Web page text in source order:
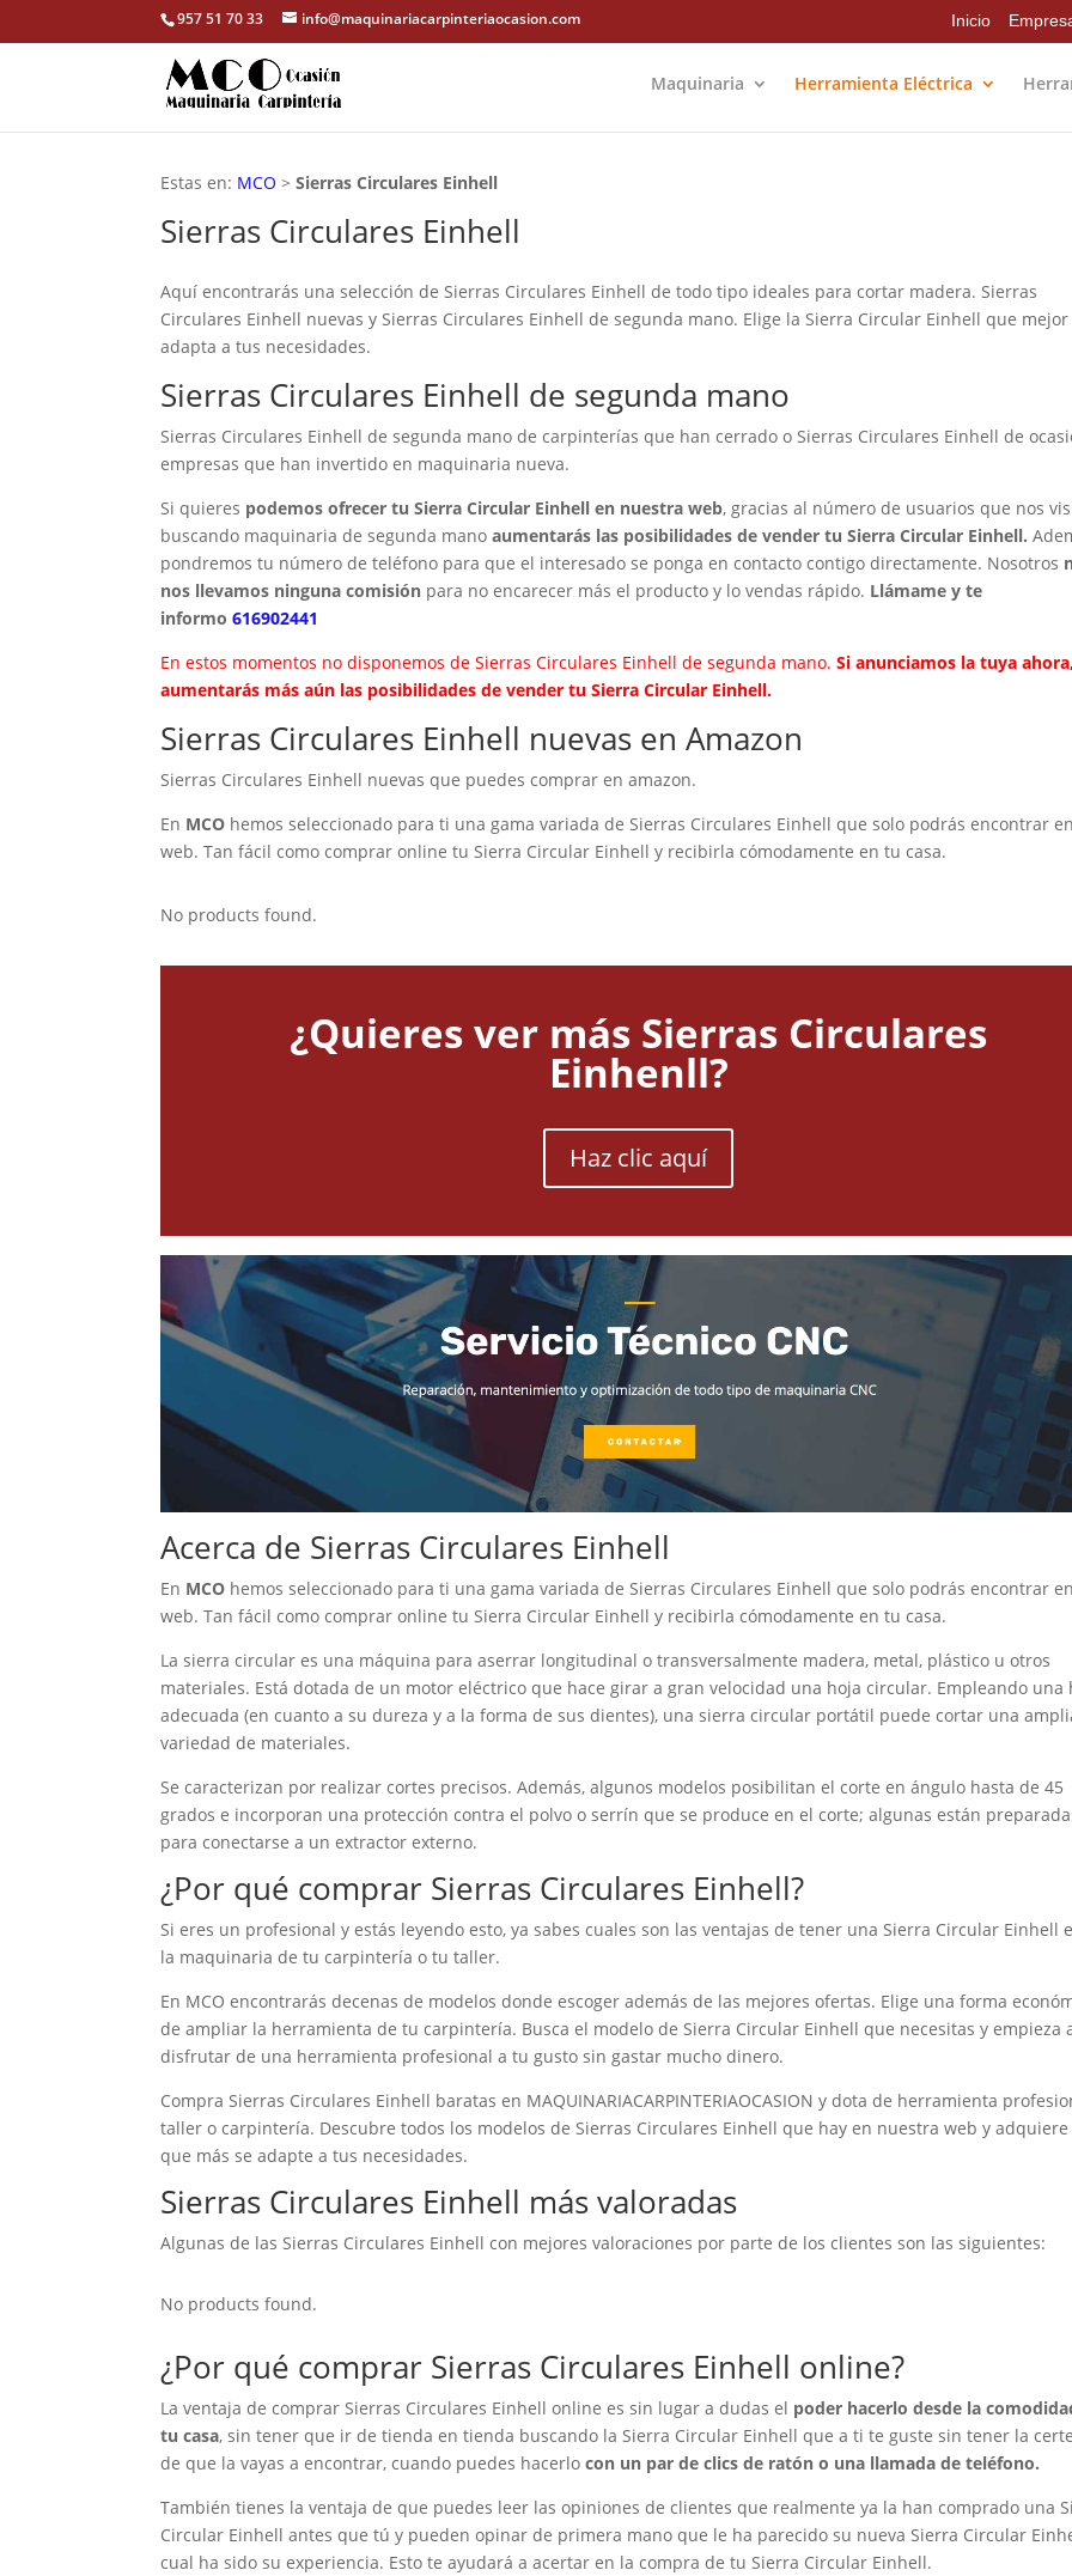
957 51 70 33 info@maquinariacarpinteriaocasion.com Inicio
Maquinaria Herramienta Eléctrica
Estas en: MCO >Sierras Circulares Einhell
Sierras Circulares Einhell
Aquí encontrarás una selección de Sierras Circulares Einhell de todo tipo ideales para cortar madera. Sierras
Circulares Einhell nuevas y Sierras Circulares Einhell de segunda mano. Elige la Sierra Circular Einhell que mejor
adapta a tus necesidades.
Sierras Circulares Einhell de segunda mano
Sierras Circulares Einhell de segunda mano de carpinterías que han cerrado o Sierras Circulares Einhell de
empresas que han invertido en maquinaria nueva.
Si quieres podemos ofrecer tu Sierra Circular Einhell en nuestra web, gracias al número de usuarios que nos
buscando maquinaria de segunda manoaumentarás las posibilidades de vender tu Sierra Circular Einhell.
pondremos tu número de teléfono para que el interesado se ponga en contacto contigo directamente. Nosotros
nos llevamos ninguna comisión para no encarecer más el producto y lo vendas rápido. Llámame y te
informo616902441
En estos momentos no disponemos de Sierras Circulares Einhell de segunda mano.Si anunciamos la tuya
aumentarás más aún las posibilidades de vender tu Sierra Circular Einhell.
Sierras Circulares Einhell nuevas en Amazon
Sierras Circulares Einhell nuevas que puedes comprar en amazon.
En MCO hemos seleccionado para ti una gama variada de Sierras Circulares Einhell que solo podrás encontrar
web. Tan fácil como comprar online tu Sierra Circular Einhell y recibirla cómodamente en tu casa.
No products found.
¿Quieres ver más Sierras Circulares
Einhenll?
Haz clic aquí
Acerca de Sierras Circulares Einhell
En MCO hemos seleccionado para ti una gama variada de Sierras Circulares Einhell que solo podrás encontrar
web. Tan fácil como comprar online tu Sierra Circular Einhell y recibirla cómodamente en tu casa.
La sierra circular es una máquina para aserrar longitudinal o transversalmente madera, metal, plástico u otros
materiales. Está dotada de un motor eléctrico que hace girar a gran velocidad una hoja circular. Empleando una
adecuada (en cuanto a su dureza y a la forma de sus dientes), una sierra circular portátil puede cortar una
variedad de materiales.
Se caracterizan por realizar cortes precisos. Además, algunos modelos posibilitan el corte en ángulo hasta de 45
grados e incorporan una protección contra el polvo o serrín que se produce en el corte; algunas están
para conectarse a un extractor externo.
¿Por qué comprar Sierras Circulares Einhell?
Si eres un profesional y estás leyendo esto, ya sabes cuales son las ventajas de tener una Sierra Circular Einhell
la maquinaria de tu carpintería o tu taller.
En MCO encontrarás decenas de modelos donde escoger además de las mejores ofertas. Elige una forma
de ampliar la herramienta de tu carpintería. Busca el modelo de Sierra Circular Einhell que necesitas y empieza
disfrutar de una herramienta profesional a tu gusto sin gastar mucho dinero.
Compra Sierras Circulares Einhell baratas en MAQUINARIACARPINTERIAOCASION y dota de herramienta
taller o carpintería. Descubre todos los modelos de Sierras Circulares Einhell que hay en nuestra web y
que más se adapte a tus necesidades.
Sierras Circulares Einhell más valoradas
Algunas de las Sierras Circulares Einhell con mejores valoraciones por parte de los clientes son las siguientes:
No products found.
¿Por qué comprar Sierras Circulares Einhell online?
La ventaja de comprar Sierras Circulares Einhell online es sin lugar a dudas el poder hacerlo desde la
tu casa, sin tener que ir de tienda en tienda buscando la Sierra Circular Einhell que a ti te guste sin tener la
de que la vayas a encontrar, cuando puedes hacerlocon un par de clics de ratón o una llamada de teléfono.
También tienes la ventaja de que puedes leer las opiniones de clientes que realmente ya la han comprado una
Circular Einhell antes que tú y pueden opinar de primera mano que le ha parecido su nueva Sierra Circular
cual ha sido su experiencia. Esto te ayudará a acertar en la compra de tu Sierra Circular Einhell.